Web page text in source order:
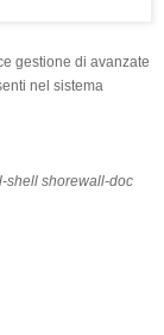
gestione di avanzate
nel sistema
shell shorewall-doc